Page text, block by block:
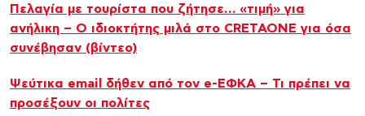
Πελαγία με τουρίστα που ζήτησε… «τιμή» για
ανήλικη – Ο ιδιοκτήτης μιλά στο CRETAONE για όσα
συνέβησαν (βίντεο)
Ψεύτικα email δήθεν από τον e-ΕΦΚΑ – Τι πρέπει να
προσέξουν οι πολίτες